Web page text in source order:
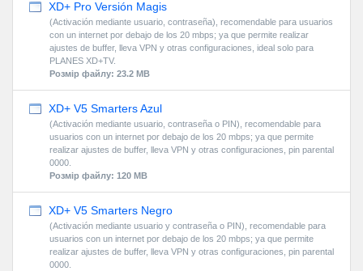
XD+ Pro Versión Magis
(Activación mediante usuario, contraseña), recomendable para usuarios
con un internet por debajo de los 20 mbps; ya que permite realizar
ajustes de buffer, lleva VPN y otras configuraciones, ideal solo para
PLANES XD+TV.
Розмір файлу: 23.2 MB
XD+ V5 Smarters Azul
(Activación mediante usuario, contraseña o PIN), recomendable para
usuarios con un internet por debajo de los 20 mbps; ya que permite
realizar ajustes de buffer, lleva VPN y otras configuraciones, pin parental
0000.
Розмір файлу: 120 MB
XD+ V5 Smarters Negro
(Activación mediante usuario y contraseña o PIN), recomendable para
usuarios con un internet por debajo de los 20 mbps; ya que permite
realizar ajustes de buffer, lleva VPN y otras configuraciones, pin parental
0000.